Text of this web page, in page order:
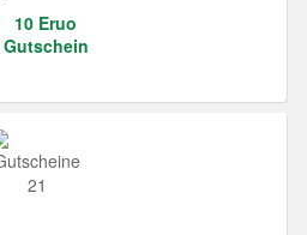
10 Eruo
Gutschein